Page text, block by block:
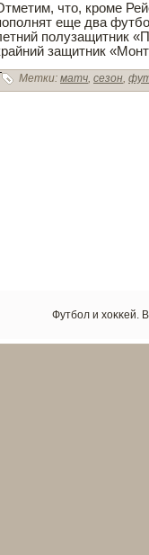
что, кроме
еще два
полузащитник
защитник
Метки: матч, сезон,
Футбол и хоκκей.